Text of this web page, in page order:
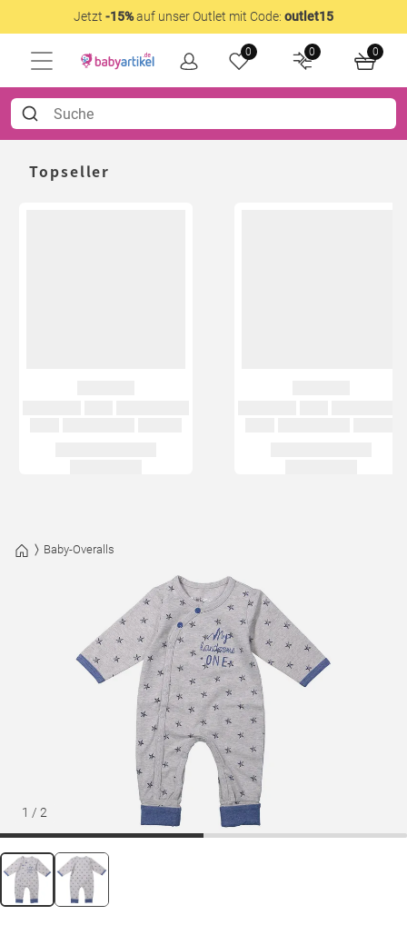
Jetzt -15%auf unser Outlet mit Code: outlet15
0 0 0
Topseller
Baby-Overalls
1 / 2